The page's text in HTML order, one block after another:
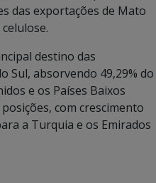
das exportações de Mato
destino das
Sul, absorvendo 49,29% do
e os Países Baixos
com crescimento
a Turquia e os Emirados